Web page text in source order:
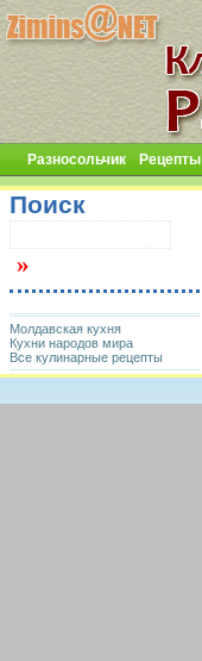
Разносольчик Рецепты
Поиск
Молдавская кухня
Кухни народов мира
Все кулинарные рецепты